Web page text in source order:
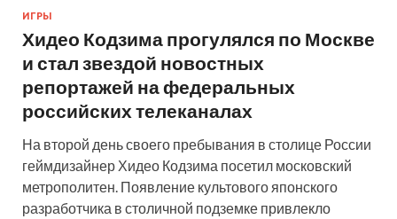
ИГРЫ
Хидео Кодзима прогулялся по Москве
и стал звездой новостных
репортажей на федеральных
российских телеканалах
На второй день своего пребывания в столице России
геймдизайнер Хидео Кодзима посетил московский
метрополитен. Появление культового японского
разработчика в столичной подземке привлекло